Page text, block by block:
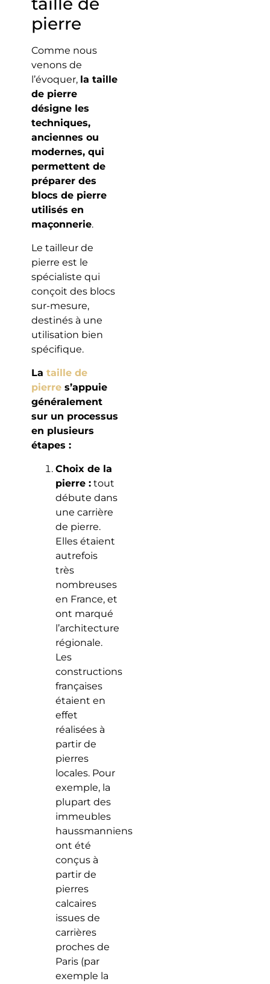
pierre
Comme nous
venons de
l’évoquer, la taille
de pierre
désigne les
techniques,
anciennes ou
modernes, qui
permettent de
préparer des
blocs de pierre
utilisés en
maçonnerie.
Le tailleur de
pierre est le
spécialiste qui
conçoit des blocs
sur-mesure,
destinés à une
utilisation bien
spécifique.
La taille de
pierres’appuie
généralement
sur un processus
en plusieurs
étapes :
Choix de la
pierre :tout
débute dans
une carrière
de pierre.
Elles étaient
autrefois
très
nombreuses
en France, et
ont marqué
l’architecture
régionale.
Les
constructions
françaises
étaient en
effet
réalisées à
partir de
pierres
locales. Pour
exemple, la
plupart des
immeubles
haussmanniens
ont été
conçus à
partir de
pierres
calcaires
issues de
carrières
proches de
Paris (par
exemple la